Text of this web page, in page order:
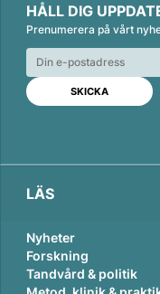
n
k
e
d
n
c
e
b
o
o
k
a
i
l
HÅLL DIG
Prenumerera på vårt
LÄS
Nyheter
Forskning
Tandvård & politik